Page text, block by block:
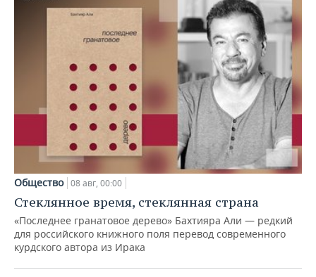
Общество 08 авг, 00:00
Стеклянное время, стеклянная страна
«Последнее гранатовое дерево» Бахтияра Али — редкий
для российского книжного поля перевод современного
курдского автора из Ирака